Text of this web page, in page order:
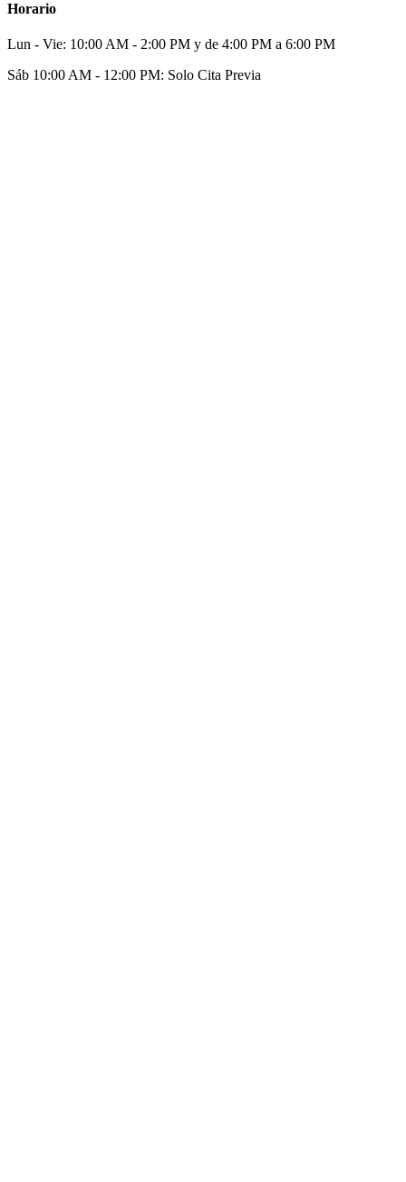
Horario
Lun - Vie: 10:00 AM - 2:00 PM y de 4:00 PM a 6:00 PM
Sáb 10:00 AM - 12:00 PM: Solo Cita Previa